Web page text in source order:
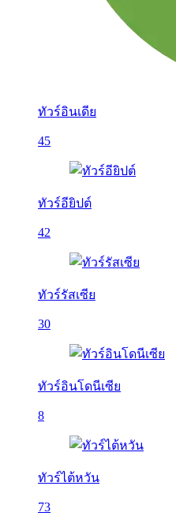
ทัวร์อินเดีย
45
ทัวร์อียิปต์
42
ทัวร์รัสเซีย
30
ทัวร์อินโดนีเซีย
8
ทัวร์ไต้หวัน
73